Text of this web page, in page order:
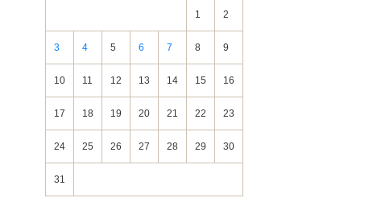
1 2
3 4 5 6 7 8 9
10 11 12 13 14 15 16
17 18 19 20 21 22 23
24 25 26 27 28 29 30
31